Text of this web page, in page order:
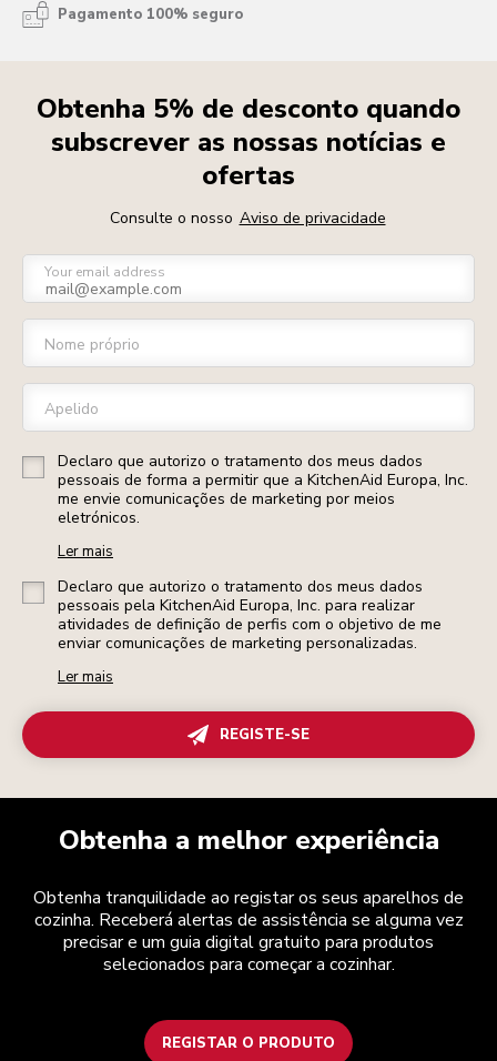
Pagamento 100% seguro
Obtenha 5% de desconto quando
subscrever as nossas notícias e
ofertas
Consulte o nosso Aviso de privacidade
Your email address
Nome próprio
Apelido
Declaro que autorizo o tratamento dos meus dados
pessoais de forma a permitir que a KitchenAid Europa, Inc.
me envie comunicações de marketing por meios
eletrónicos.
Ler mais
Declaro que autorizo o tratamento dos meus dados
pessoais pela KitchenAid Europa, Inc. para realizar
atividades de definição de perfis com o objetivo de me
enviar comunicações de marketing personalizadas.
Ler mais
REGISTE-SE
Obtenha a melhor experiência
Obtenha tranquilidade ao registar os seus aparelhos de
cozinha. Receberá alertas de assistência se alguma vez
precisar e um guia digital gratuito para produtos
selecionados para começar a cozinhar.
REGISTAR O PRODUTO